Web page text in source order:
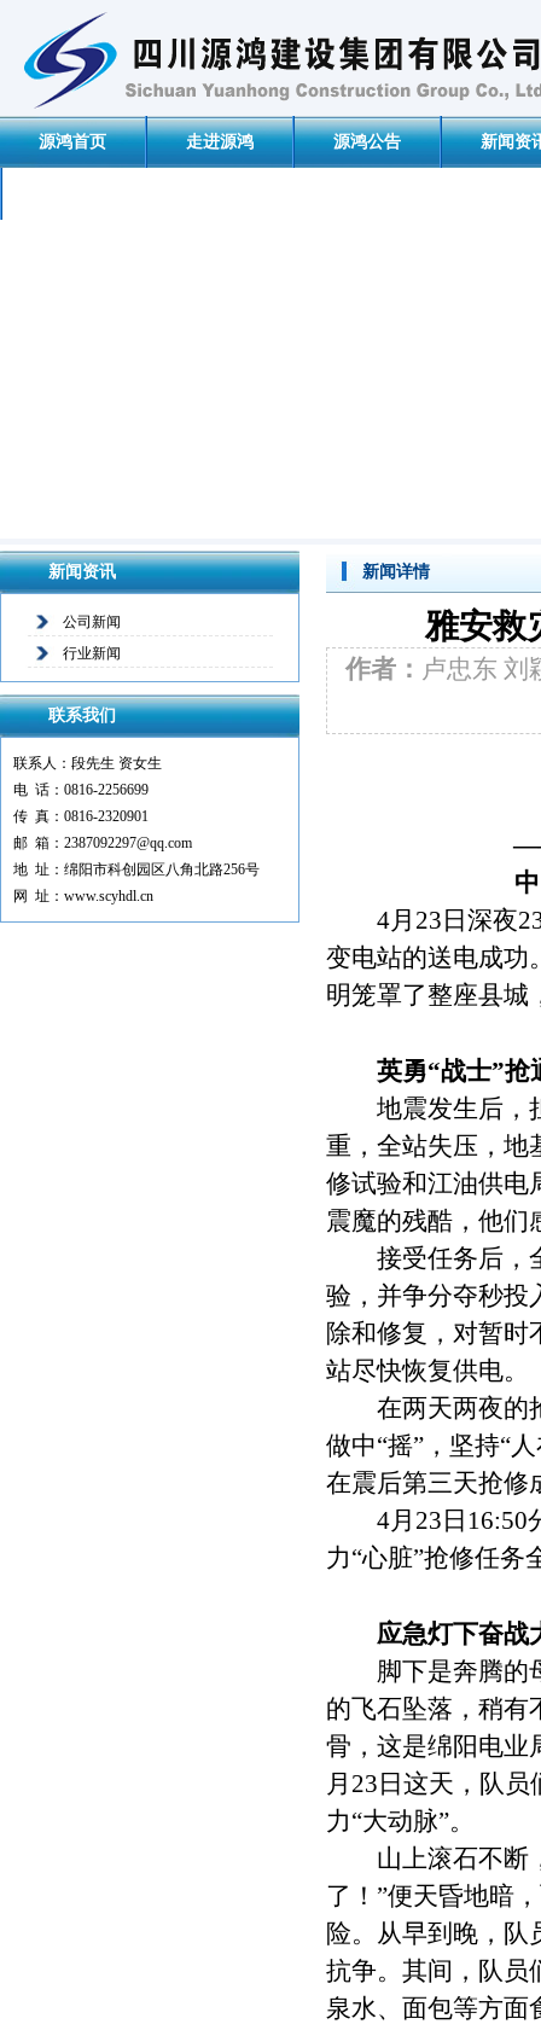
源鸿首页 走进源鸿 源鸿公告 新闻资
新闻资讯
公司新闻
行业新闻
联系我们
联系人：段先生 资女生
电 话：0816-2256699
传 真：0816-2320901
邮 箱：2387092297@qq.com
地 址：绵阳市科创园区八角北路256号
网 址：www.scyhdl.cn
新闻详情
雅安救
作者： 卢忠东
4月23日深夜23
变电站的送电成功
明笼罩了整座县城
英勇“战士”抢
地震发生后，担
重，全站失压，地
修试验和江油供电
震魔的残酷，他们
接受任务后，全
验，并争分夺秒投
除和修复，对暂时
站尽快恢复供电。
在两天两夜的抢
做中“摇”，坚持“
在震后第三天抢修
4月23日16:50分
力“心脏”抢修任务
应急灯下奋战
脚下是奔腾的母
的飞石坠落，稍有
骨，这是绵阳电业
月23日这天，队
力“大动脉”。
山上滚石不断，
了！”便天昏地暗
险。从早到晚，队
抗争。其间，队员
泉水、面包等方面